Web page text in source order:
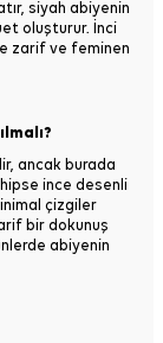
siyah abiyenin
oluşturur. İnci
zarif ve feminen
ancak burada
ince desenli
çizgiler
bir dokunuş
abiyenin